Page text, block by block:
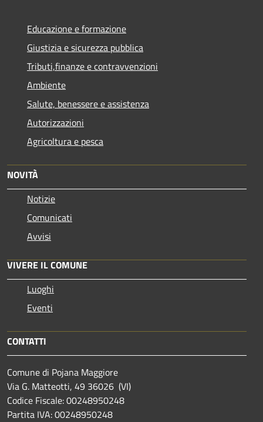
Educazione e formazione
Giustizia e sicurezza pubblica
Tributi,finanze e contravvenzioni
Ambiente
Salute, benessere e assistenza
Autorizzazioni
Agricoltura e pesca
NOVITÀ
Notizie
Comunicati
Avvisi
VIVERE IL COMUNE
Luoghi
Eventi
CONTATTI
Comune di Pojana Maggiore
Via G. Matteotti, 49 36026 (VI)
Codice Fiscale: 00248950248
Partita IVA: 00248950248